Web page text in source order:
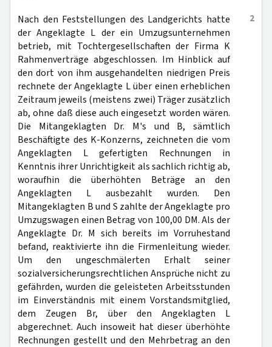
2
Nach den Feststellungen des Landgerichts hatte
der Angeklagte L der ein Umzugsunternehmen
betrieb, mit Tochtergesellschaften der Firma K
Rahmenverträge abgeschlossen. Im Hinblick auf
den dort von ihm ausgehandelten niedrigen Preis
rechnete der Angeklagte L über einen erheblichen
Zeitraum jeweils (meistens zwei) Träger zusätzlich
ab, ohne daß diese auch eingesetzt worden wären.
Die Mitangeklagten Dr. M's und B, sämtlich
Beschäftigte des K-Konzerns, zeichneten die vom
Angeklagten L gefertigten Rechnungen in
Kenntnis ihrer Unrichtigkeit als sachlich richtig ab,
woraufhin die überhöhten Beträge an den
Angeklagten L ausbezahlt wurden. Den
Mitangeklagten B und S zahlte der Angeklagte pro
Umzugswagen einen Betrag von 100,00 DM. Als der
Angeklagte Dr. M sich bereits im Vorruhestand
befand, reaktivierte ihn die Firmenleitung wieder.
Um den ungeschmälerten Erhalt seiner
sozialversicherungsrechtlichen Ansprüche nicht zu
gefährden, wurden die geleisteten Arbeitsstunden
im Einverständnis mit einem Vorstandsmitglied,
dem Zeugen Br, über den Angeklagten L
abgerechnet. Auch insoweit hat dieser überhöhte
Rechnungen gestellt und den Mehrbetrag an den